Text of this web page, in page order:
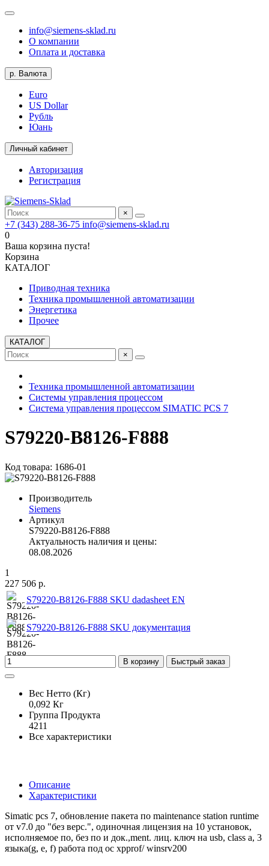
info@siemens-sklad.ru
О компании
Оплата и доставка
р. Валюта
Euro
US Dollar
Рубль
Юань
Личный кабинет
Авторизация
Регистрация
×
+7 (343) 288-36-75 info@siemens-sklad.ru
0
Ваша корзина пуста!
Корзина
КАТАЛОГ
Приводная техника
Техника промышленной автоматизации
Энергетика
Прочее
КАТАЛОГ
×
Техника промышленной автоматизации
Системы управления процессом
Система управления процессом SIMATIC PCS 7
S79220-B8126-F888
Код товара: 1686-01
Производитель
Siemens
Артикул
S79220-B8126-F888
Актуальность наличия и цены:
08.08.2026
1
227 506 р.
S79220-B8126-F888 SKU dadasheet EN
S79220-B8126-F888 SKU документация
В корзину Быстрый заказ
Вес Нетто (Кг)
0,092 Кг
Группа Продукта
4211
Все характеристики
Описание
Характеристики
Simatic pcs 7, обновление пакета по maintenance station runtime
от v7.0 до "без верс.", одиночная лицензия на 10 установок,
исполняемое по, без по и док.,ment. лиц. ключ на usb, class a, 3
языка(g, e, f) работа под ос xpprof/ winsrv200